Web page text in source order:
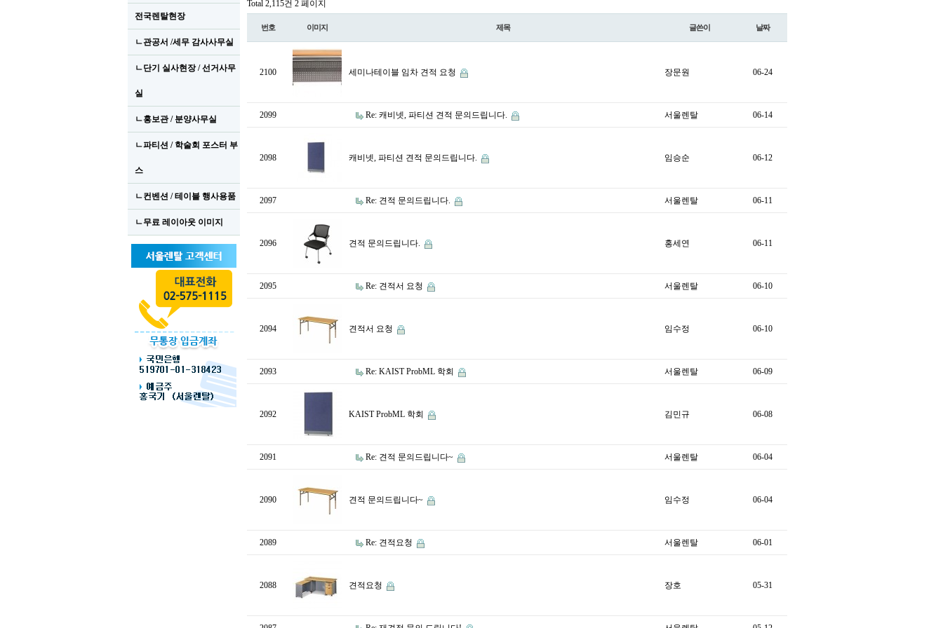
전국렌탈현장
ㄴ관공서 /세무 감사사무실
ㄴ단기 실사현장 / 선거사무
실
ㄴ홍보관 / 분양사무실
ㄴ파티션 / 학술회 포스터 부
스
ㄴ컨벤션 / 테이블 행사용품
ㄴ무료 레이아웃 이미지
Total 2,115건 2 페이지
번호 이미지 제목 글쓴이 날짜
2100 세미나테이블 임차 견적 요청 장문원 06-24
2099 Re: 캐비넷, 파티션 견적 문의드립니다. 서울렌탈 06-14
2098 캐비넷, 파티션 견적 문의드립니다. 임승순 06-12
2097 Re: 견적 문의드립니다. 서울렌탈 06-11
2096 견적 문의드립니다. 홍세연 06-11
2095 Re: 견적서 요청 서울렌탈 06-10
2094 견적서 요청 임수정 06-10
2093 Re: KAIST ProbML 학회 서울렌탈 06-09
2092 KAIST ProbML 학회 김민규 06-08
2091 Re: 견적 문의드립니다~ 서울렌탈 06-04
2090 견적 문의드립니다~ 임수정 06-04
2089 Re: 견적요청 서울렌탈 06-01
2088 견적요청 장호 05-31